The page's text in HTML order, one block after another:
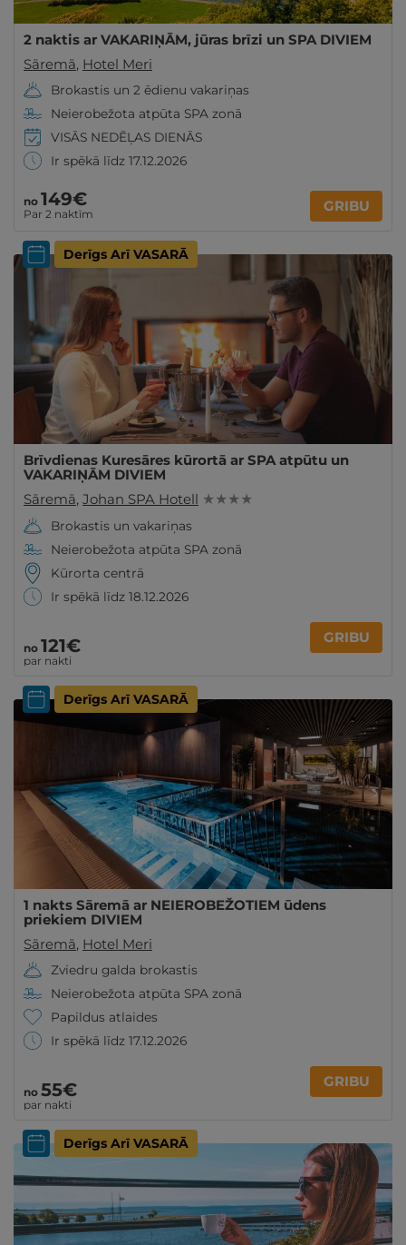
2 naktis ar VAKARIŅĀM, jūras brīzi un SPA DIVIEM
Sāremā, Hotel Meri
Brokastis un 2 ēdienu vakariņas
Neierobežota atpūta SPA zonā
VISĀS NEDĒĻAS DIENĀS
Ir spēkā līdz 17.12.2026
no 149€
Par 2 naktīm GRIBU
Derīgs Arī VASARĀ
Brīvdienas Kuresāres kūrortā ar SPA atpūtu un
VAKARIŅĀM DIVIEM
Sāremā, Johan SPA Hotell ★ ★ ★ ★
Brokastis un vakariņas
Neierobežota atpūta SPA zonā
Kūrorta centrā
Ir spēkā līdz 18.12.2026
no 121€
par nakti
GRIBU
Derīgs Arī VASARĀ
1 nakts Sāremā ar NEIEROBEŽOTIEM ūdens
priekiem DIVIEM
Sāremā, Hotel Meri
Zviedru galda brokastis
Neierobežota atpūta SPA zonā
Papildus atlaides
Ir spēkā līdz 17.12.2026
no 55€
par nakti
GRIBU
Derīgs Arī VASARĀ